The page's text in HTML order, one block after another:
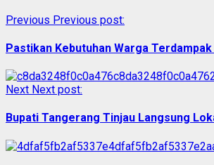
Previous Previous post:
Pastikan Kebutuhan Warga
Next Next post:
Bupati Tangerang Tinjau Langsung